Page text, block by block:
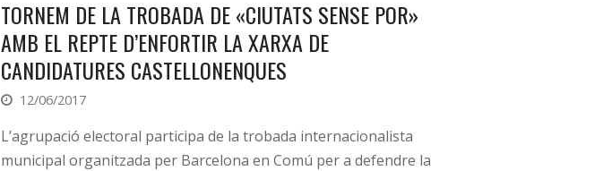
TORNEM DE LA TROBADA DE «CIUTATS SENSE POR»
AMB EL REPTE D’ENFORTIR LA XARXA DE
CANDIDATURES CASTELLONENQUES
12/06/2017
L’agrupació electoral participa de la trobada internacionalista
municipal organitzada per Barcelona en Comú per a defendre la